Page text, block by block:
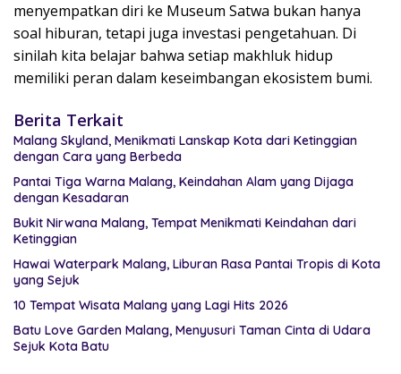
menyempatkan diri ke Museum Satwa bukan hanya
soal hiburan, tetapi juga investasi pengetahuan. Di
sinilah kita belajar bahwa setiap makhluk hidup
memiliki peran dalam keseimbangan ekosistem bumi.
Berita Terkait
Malang Skyland, Menikmati Lanskap Kota dari Ketinggian
dengan Cara yang Berbeda
Pantai Tiga Warna Malang, Keindahan Alam yang Dijaga
dengan Kesadaran
Bukit Nirwana Malang, Tempat Menikmati Keindahan dari
Ketinggian
Hawai Waterpark Malang, Liburan Rasa Pantai Tropis di Kota
yang Sejuk
10 Tempat Wisata Malang yang Lagi Hits 2026
Batu Love Garden Malang, Menyusuri Taman Cinta di Udara
Sejuk Kota Batu